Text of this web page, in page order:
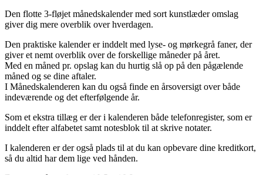
Den flotte 3-fløjet månedskalender med sort kunstlæder omslag
giver dig mere overblik over hverdagen.
Den praktiske kalender er inddelt med lyse- og mørkegrå faner, der
giver et nemt overblik over de forskellige måneder på året.
Med en måned pr. opslag kan du hurtig slå op på den pågælende
måned og se dine aftaler.
I Månedskalenderen kan du også finde en årsoversigt over både
indeværende og det efterfølgende år.
Som et ekstra tillæg er der i kalenderen både telefonregister, som er
inddelt efter alfabetet samt notesblok til at skrive notater.
I kalenderen er der også plads til at du kan opbevare dine kreditkort,
så du altid har dem lige ved hånden.